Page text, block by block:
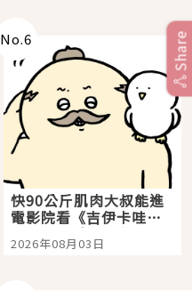
No.6
快90公斤肌肉大叔能進
電影院看《吉伊卡哇》
嗎？日本重金屬樂團
「打首」會長與nagano
2026年08月03日
Share